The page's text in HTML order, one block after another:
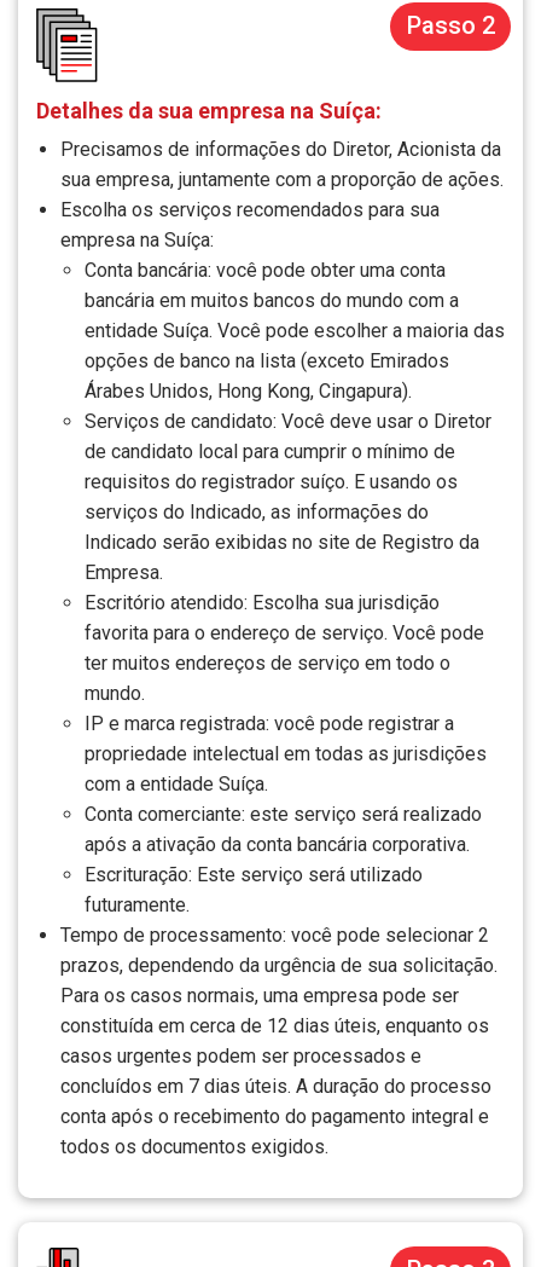
Passo 2
Detalhes da sua empresa na Suíça:
Precisamos de informações do Diretor, Acionista da
sua empresa, juntamente com a proporção de ações.
Escolha os serviços recomendados para sua
empresa na Suíça:
Conta bancária: você pode obter uma conta
bancária em muitos bancos do mundo com a
entidade Suíça. Você pode escolher a maioria das
opções de banco na lista (exceto Emirados
Árabes Unidos, Hong Kong, Cingapura).
Serviços de candidato: Você deve usar o Diretor
de candidato local para cumprir o mínimo de
requisitos do registrador suíço. E usando os
serviços do Indicado, as informações do
Indicado serão exibidas no site de Registro da
Empresa.
Escritório atendido: Escolha sua jurisdição
favorita para o endereço de serviço. Você pode
ter muitos endereços de serviço em todo o
mundo.
IP e marca registrada: você pode registrar a
propriedade intelectual em todas as jurisdições
com a entidade Suíça.
Conta comerciante: este serviço será realizado
após a ativação da conta bancária corporativa.
Escrituração: Este serviço será utilizado
futuramente.
Tempo de processamento: você pode selecionar 2
prazos, dependendo da urgência de sua solicitação.
Para os casos normais, uma empresa pode ser
constituída em cerca de 12 dias úteis, enquanto os
casos urgentes podem ser processados e
concluídos em 7 dias úteis. A duração do processo
conta após o recebimento do pagamento integral e
todos os documentos exigidos.